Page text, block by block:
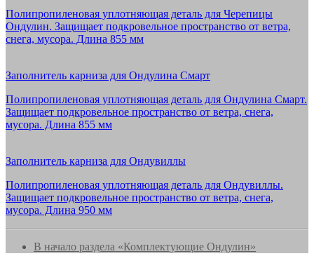
Полипропиленовая уплотняющая деталь для Черепицы
Ондулин. Защищает подкровельное пространство от ветра,
снега, мусора. Длина 855 мм
Заполнитель карниза для Ондулина Смарт
Полипропиленовая уплотняющая деталь для Ондулина Смарт.
Защищает подкровельное пространство от ветра, снега,
мусора. Длина 855 мм
Заполнитель карниза для Ондувиллы
Полипропиленовая уплотняющая деталь для Ондувиллы.
Защищает подкровельное пространство от ветра, снега,
мусора. Длина 950 мм
В начало раздела «Комплектующие Ондулин»